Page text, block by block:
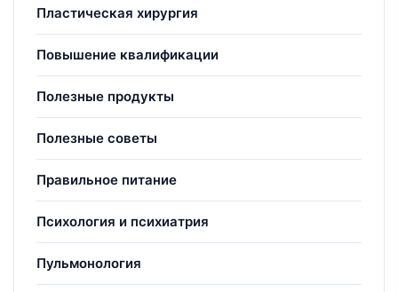
Пластическая хирургия
Повышение квалификации
Полезные продукты
Полезные советы
Правильное питание
Психология и психиатрия
Пульмонология